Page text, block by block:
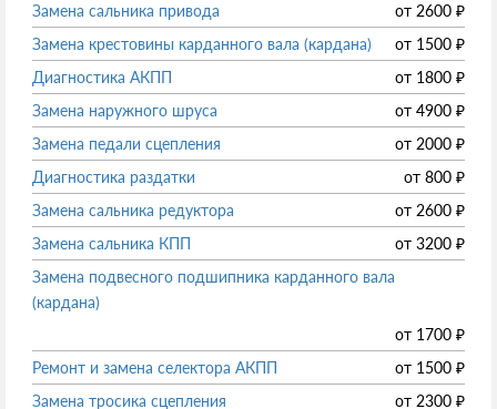
Замена сальника привода
от 2600 ₽
Замена крестовины карданного вала (кардана)
от 1500 ₽
Диагностика АКПП
от 1800 ₽
Замена наружного шруса
от 4900 ₽
Замена педали сцепления
от 2000 ₽
Диагностика раздатки
от 800 ₽
Замена сальника редуктора
от 2600 ₽
Замена сальника КПП
от 3200 ₽
Замена подвесного подшипника карданного вала
(кардана)
от 1700 ₽
Ремонт и замена селектора АКПП
от 1500 ₽
Замена тросика сцепления
от 2300 ₽